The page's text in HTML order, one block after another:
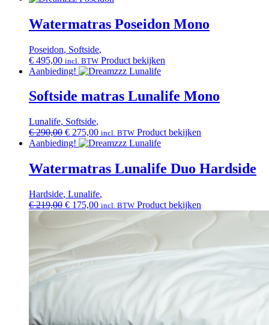
Watermatras Poseidon Mono
Poseidon, Softside,
€ 495,00 incl. BTW Product bekijken
Aanbieding!
Softside matras Lunalife Mono
Lunalife, Softside,
€290,00 Oorspronkelijke
prijs
€ 290,00.
€ 275,00Huidige
prijs
€ 275,00.
incl. BTW Product bekijken
Aanbieding!
Watermatras Lunalife Duo Hardside
Hardside, Lunalife,
€219,00 Oorspronkelijke
€ 175,00Huidige
€ 175,00.
incl. BTW Product bekijken